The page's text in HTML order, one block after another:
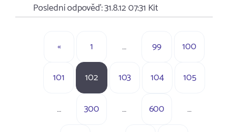
Poslední odpověď:31.8.12 07:31 Kit
« 1 … 99 100
101 102 103 104 105
… 300 … 600 …